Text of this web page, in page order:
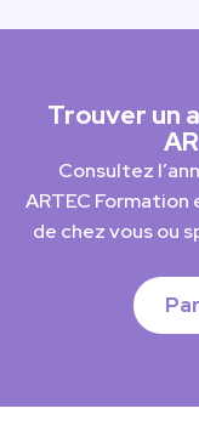
Trouver un
Consultez
ARTEC
de chez vous ou